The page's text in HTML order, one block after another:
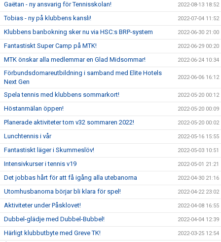
Gaëtan - ny ansvarig för Tennisskolan! 2022-08-13 18:52
Tobias - ny på klubbens kansli! 2022-07-04 11:52
Klubbens banbokning sker nu via HSC:s BRP-system 2022-06-30 21:00
Fantastiskt Super Camp på MTK! 2022-06-29 00:20
MTK önskar alla medlemmar en Glad Midsommar! 2022-06-24 10:34
Förbundsdomareutbildning i samband med Elite Hotels
Next Gen
2022-06-06 16:12
Spela tennis med klubbens sommarkort! 2022-05-20 00:12
Höstanmälan öppen! 2022-05-20 00:09
Planerade aktiviteter tom v32 sommaren 2022! 2022-05-20 00:02
Lunchtennis i vår 2022-05-16 15:55
Fantastiskt läger i Skummeslöv! 2022-05-03 10:51
Intensivkurser i tennis v19 2022-05-01 21:21
Det jobbas hårt för att få igång alla utebanorna 2022-04-30 21:16
Utomhusbanorna börjar bli klara för spel! 2022-04-22 23:02
Aktiviteter under Påsklovet! 2022-04-08 16:55
Dubbel-glädje med Dubbel-Bubbel! 2022-04-04 12:39
Härligt klubbutbyte med Greve TK! 2022-03-25 12:54